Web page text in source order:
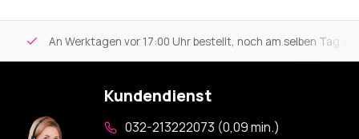
An Werktagen vor 17:00 Uhr bestellt, noch am selben Tag
Kundendienst
032-213222073 (0,09 min.)